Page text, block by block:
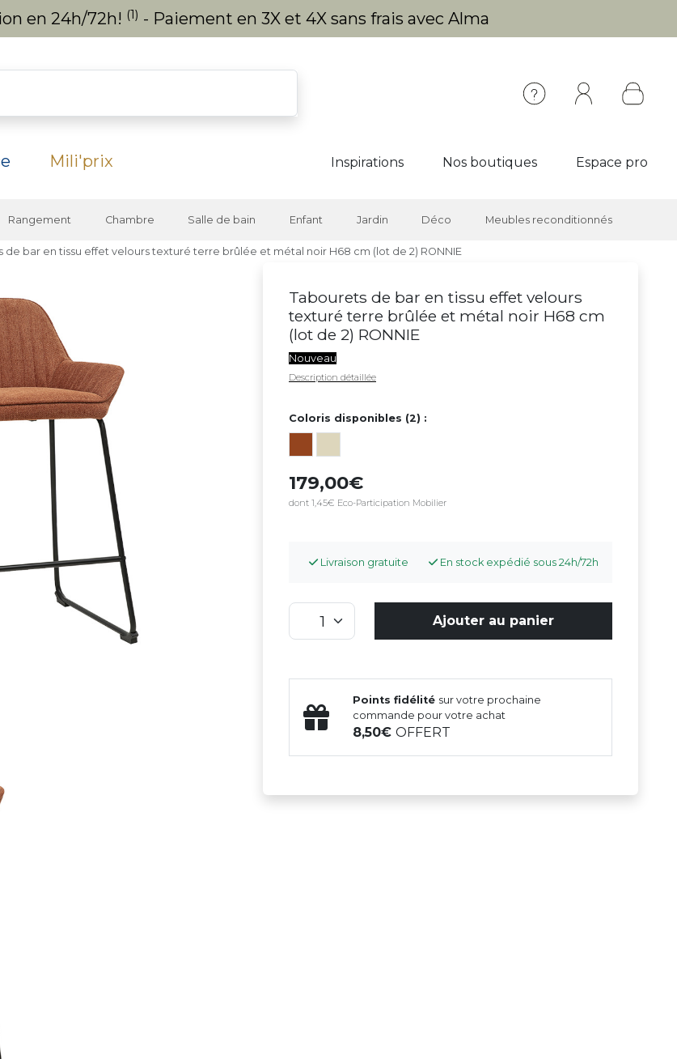
en 24h/72h! (1) - Paiement en 3X et 4X sans frais avec Alma
Mili'prix Inspirations Nos boutiques Espace pro
Rangement Chambre Salle de bain Enfant Jardin Déco Meubles reconditionnés
de bar en tissu effet velours texturé terre brûlée et métal noir H68 cm (lot de 2) RONNIE
Tabourets de bar en tissu effet velours
texturé terre brûlée et métal noir H68 cm
(lot de 2) RONNIE
Nouveau
Description détaillée
Coloris disponibles (2) :
179,00
dont 1,45€ Eco-Participation Mobilier
Livraison gratuite En stock expédié sous 24h/72h
Ajouter au panier
Points fidélité sur votre prochaine
commande pour votre achat
8,50OFFERT